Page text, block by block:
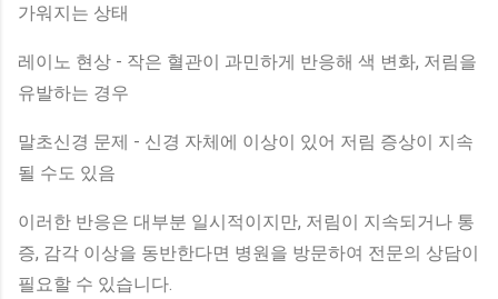
가워지는 상태
레이노 현상 - 작은 혈관이 과민하게 반응해 색 변화, 저림을
유발하는 경우
말초신경 문제 - 신경 자체에 이상이 있어 저림 증상이 지속
될 수도 있음
이러한 반응은 대부분 일시적이지만, 저림이 지속되거나 통
증, 감각 이상을 동반한다면 병원을 방문하여 전문의 상담이
필요할 수 있습니다.